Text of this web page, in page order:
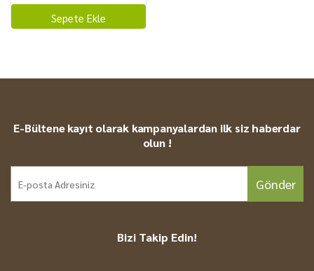
Sepete Ekle
E-Bültene kayıt olarak kampanyalardan ilk siz haberdar
olun !
Gönder
Bizi Takip Edin!